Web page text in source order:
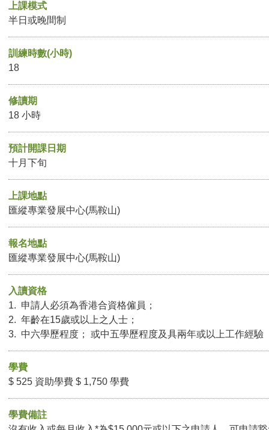
上課模式
半日或晚間制
訓練時數(小時)
18
修讀期
18 小時
預計開課日期
十月下旬
上課地點
匯縱專業發展中心(馬鞍山)
報名地點
匯縱專業發展中心(馬鞍山)
入讀資格
1. 申請人必須為香港合資格僱員；
2. 年齡在15歲或以上之人士；
3. 中六學歷程度； 或中五學歷程度及具兩年或以上工作經驗
學費
$ 525 資助學費 $ 1,750 學費
學費備註